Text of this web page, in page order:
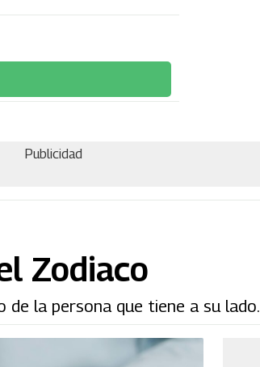
Publicidad
Zodiaco
la persona que tiene a su lado.